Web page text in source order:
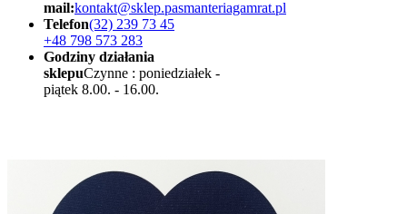
mail:kontakt@sklep.pasmanteriagamrat.pl
Telefon(32) 239 73 45
+48 798 573 283
Godziny działania
sklepuCzynne : poniedziałek -
piątek 8.00. - 16.00.